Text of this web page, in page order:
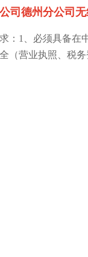
司德州分公司
：1、必须具备在
（营业执照、税